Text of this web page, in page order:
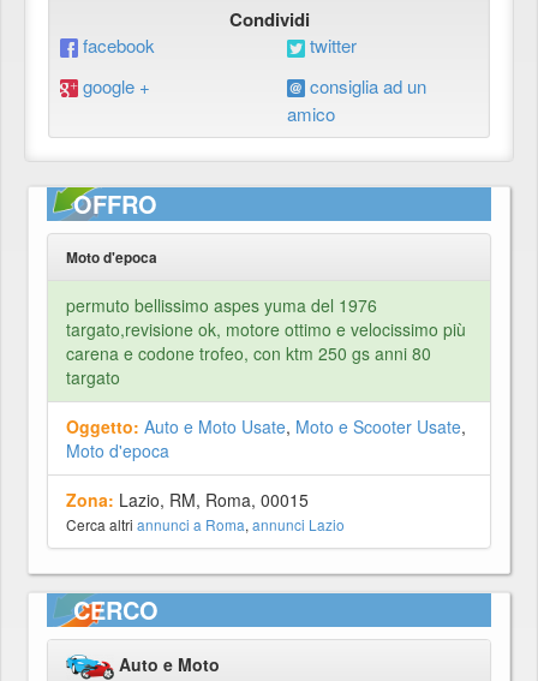
Condividi
facebook
twitter
google +
consiglia ad un
amico
OFFRO
Moto d'epoca
permuto bellissimo aspes yuma del 1976
targato,revisione ok, motore ottimo e velocissimo più
carena e codone trofeo, con ktm 250 gs anni 80
targato
Oggetto: Auto e Moto Usate, Moto e Scooter Usate,
Moto d'epoca
Zona: Lazio, RM, Roma, 00015
Cerca altri annunci a Roma, annunci Lazio
CERCO
Auto e Moto